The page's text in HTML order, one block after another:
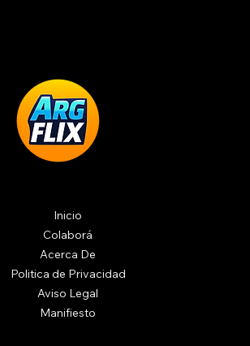
Inicio
Colaborá
Acerca De
Politica de Privacidad
Aviso Legal
Manifiesto